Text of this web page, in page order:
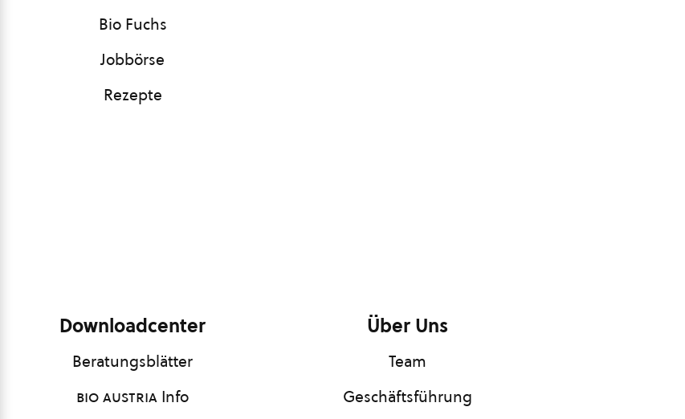
Bio Fuchs
Jobbörse
Rezepte
Downloadcenter
Beratungsblätter
bio austria Info
Über Uns
Team
Geschäftsführung